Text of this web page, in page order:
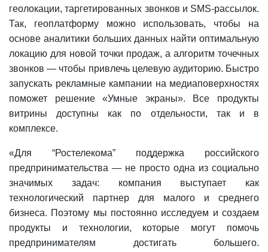
геолокации, таргетированных звонков и SMS-рассылок.
Так, геоплатформу можно использовать, чтобы на
основе аналитики больших данных найти оптимальную
локацию для новой точки продаж, а алгоритм точечных
звонков — чтобы привлечь целевую аудиторию. Быстро
запускать рекламные кампании на медиаповерхностях
поможет решение «Умные экраны». Все продукты
витрины доступны как по отдельности, так и в
комплексе.
«Для “Ростелекома” поддержка российского
предпринимательства — не просто одна из социально
значимых задач: компания выступает как
технологический партнер для малого и среднего
бизнеса. Поэтому мы постоянно исследуем и создаем
продукты и технологии, которые могут помочь
предпринимателям достигать большего.